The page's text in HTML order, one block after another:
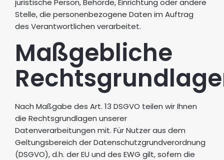
juristische Person, Behörde, Einrichtung oder andere
Stelle, die personenbezogene Daten im Auftrag
des Verantwortlichen verarbeitet.
Maßgebliche
Nach Maßgabe des Art. 13 DSGVO teilen wir Ihnen
die Rechtsgrundlagen unserer
Datenverarbeitungen mit. Für Nutzer aus dem
Geltungsbereich der Datenschutzgrundverordnung
(DSGVO), d.h. der EU und des EWG gilt, sofern die